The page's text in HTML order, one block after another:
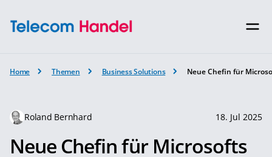
Home Themen Business Solutions Neue Chefin für
Roland Bernhard 18. Jul 2025
Neue Chefin für Microsofts